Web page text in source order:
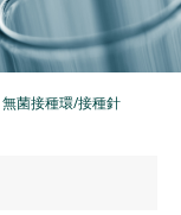
無菌接種環/接種針